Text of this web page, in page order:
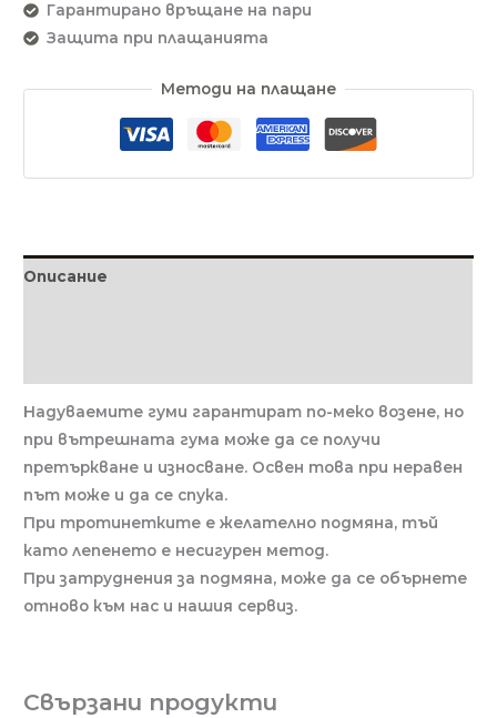
Гарантирано връщане на пари
Защита при плащанията
Методи на плащане
Описание
Надуваемите гуми гарантират по-меко возене, но
при вътрешната гума може да се получи
претъркване и износване. Освен това при неравен
път може и да се спука.
При тротинетките е желателно подмяна, тъй
като лепенето е несигурен метод.
При затруднения за подмяна, може да се обърнете
отново към нас и нашия сервиз.
Свързани продукти